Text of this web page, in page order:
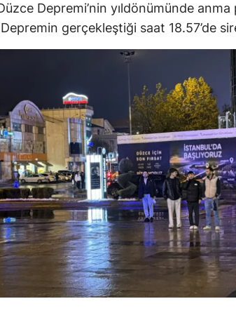
Hakkari
Mersin
İstanbul
İzmir
Kars
Kastamonu
Kayseri
Kırklareli
Depremi’nin yıldönümünde anma
gerçekleştiği saat 18.57’de